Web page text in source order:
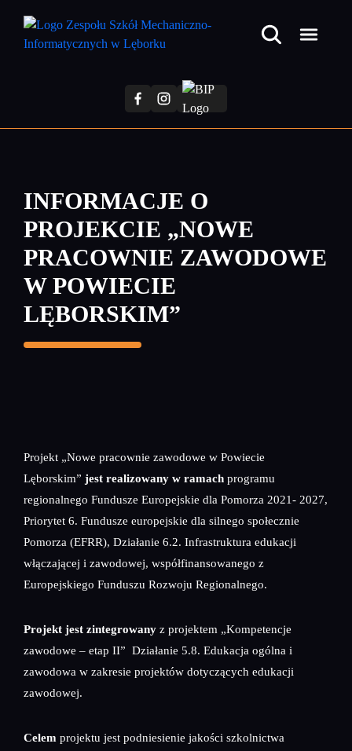
treści
INFORMACJE O
PROJEKCIE „NOWE
PRACOWNIE ZAWODOWE
W POWIECIE
LĘBORSKIM”
Projekt „Nowe pracownie zawodowe w Powiecie
Lęborskim” jest realizowany w ramach programu
regionalnego Fundusze Europejskie dla Pomorza 2021- 2027,
Priorytet 6. Fundusze europejskie dla silnego społecznie
Pomorza (EFRR), Działanie 6.2. Infrastruktura edukacji
włączającej i zawodowej, współfinansowanego z
Europejskiego Funduszu Rozwoju Regionalnego.
Projekt jest zintegrowany z projektem „Kompetencje
zawodowe – etap II” Działanie 5.8. Edukacja ogólna i
zawodowa w zakresie projektów dotyczących edukacji
zawodowej.
Celem projektu jest podniesienie jakości szkolnictwa